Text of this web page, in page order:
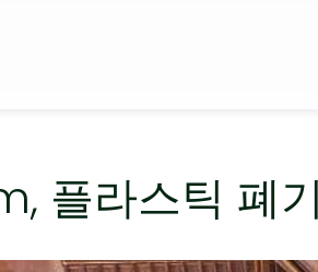
플라스틱 폐